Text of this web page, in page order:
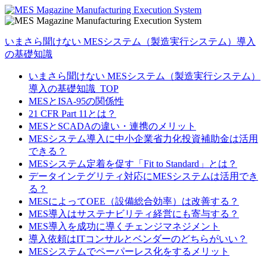
いまさら聞けない MESシステム（製造実行システム）導入
の基礎知識
いまさら聞けない MESシステム（製造実行システム）
導入の基礎知識_TOP
MESとISA-95の関係性
21 CFR Part 11とは？
MESとSCADAの違い・連携のメリット
MESシステム導入に中小企業省力化投資補助金は活用
できる？
MESシステム定着を促す「Fit to Standard」とは？
データインテグリティ対応にMESシステムは活用でき
る？
MESによってOEE（設備総合効率）は改善する？
MES導入はサステナビリティ経営にも寄与する？
MES導入を成功に導くチェンジマネジメント
導入依頼はITコンサルとベンダーのどちらがいい？
MESシステムでペーパーレス化をするメリット